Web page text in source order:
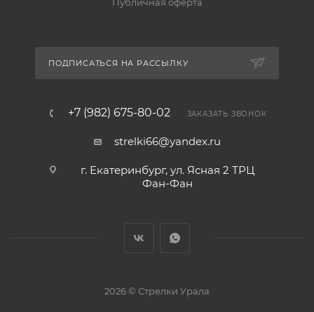
ПОДПИСАТЬСЯ НА РАССЫЛКУ
+7 (982) 675-80-02 ЗАКАЗАТЬ ЗВОНОК
strelki66@yandex.ru
г. Екатеринбург, ул. Ясная 2 ТРЦ
Фан-Фан
2026 © Стрелки Урала